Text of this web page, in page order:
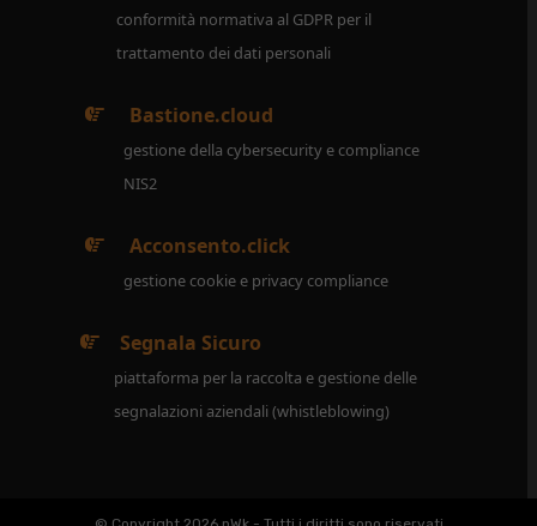
conformità normativa al GDPR per il
trattamento dei dati personali
Bastione.cloud
gestione della cybersecurity e compliance
NIS2
Acconsento.click
gestione cookie e privacy compliance
Segnala Sicuro
piattaforma per la raccolta e gestione delle
segnalazioni aziendali (whistleblowing)